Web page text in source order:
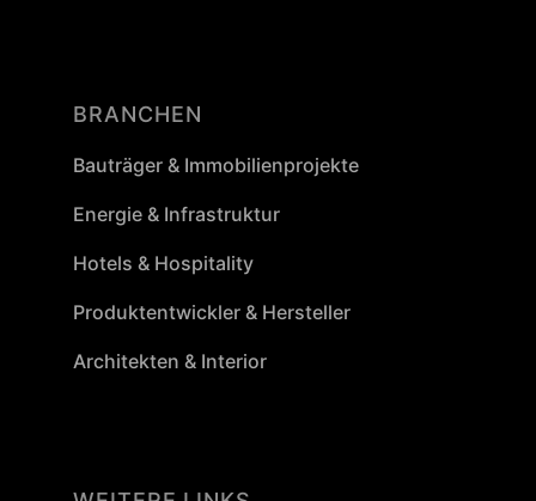
BRANCHEN
Bauträger & Immobilienprojekte
Energie & Infrastruktur
Hotels & Hospitality
Produktentwickler & Hersteller
Architekten & Interior